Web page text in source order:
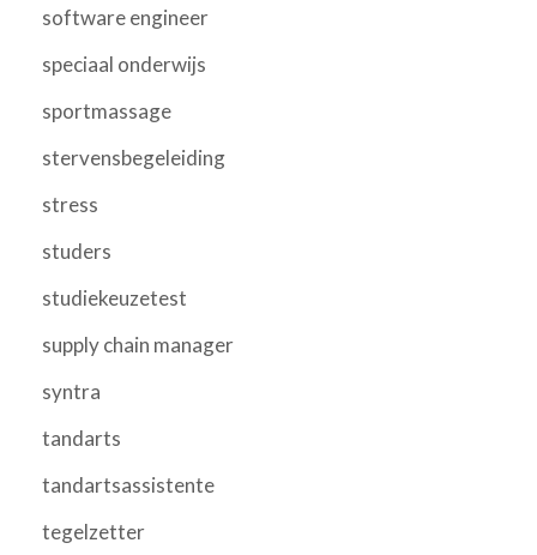
software engineer
speciaal onderwijs
sportmassage
stervensbegeleiding
stress
studers
studiekeuzetest
supply chain manager
syntra
tandarts
tandartsassistente
tegelzetter